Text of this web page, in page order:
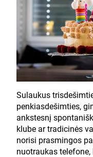
Sulaukus
penkiasdešimties,
ankstesnį
klube ar tradicinės
norisi prasmingos
nuotraukas